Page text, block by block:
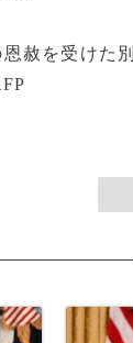
赦を受けた